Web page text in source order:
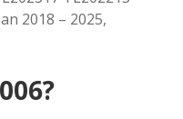
2018 – 2025,